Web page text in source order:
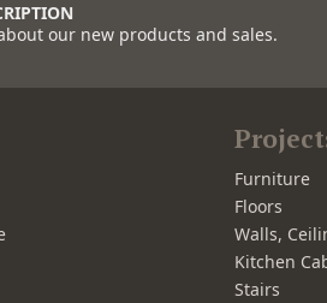
our new products and sales.
Furniture
Floors
Walls,
Kitchen
Stairs